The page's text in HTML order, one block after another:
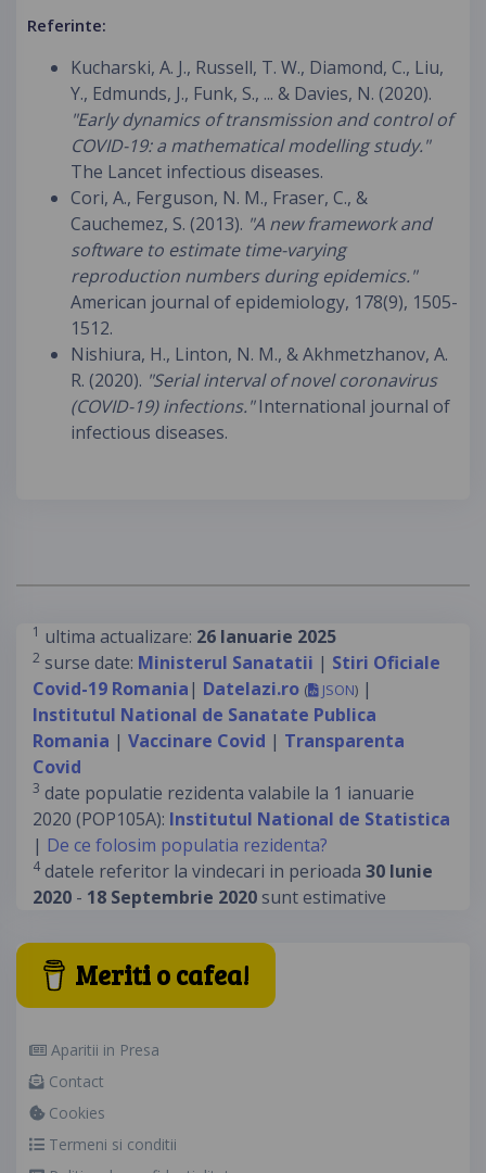
Referinte:
Kucharski, A. J., Russell, T. W., Diamond, C., Liu,
Y., Edmunds, J., Funk, S., ... & Davies, N. (2020).
"Early dynamics of transmission and control of
COVID-19: a mathematical modelling study."
The Lancet infectious diseases.
Cori, A., Ferguson, N. M., Fraser, C., &
Cauchemez, S. (2013). "A new framework and
software to estimate time-varying
reproduction numbers during epidemics."
American journal of epidemiology, 178(9), 1505-
1512.
Nishiura, H., Linton, N. M., & Akhmetzhanov, A.
R. (2020). "Serial interval of novel coronavirus
(COVID-19) infections."International journal of
infectious diseases.
1 ultima actualizare: 26 Ianuarie 2025
2 surse date: Ministerul Sanatatii | Stiri Oficiale
Covid-19 Romania| Datelazi.ro ( JSON) |
Institutul National de Sanatate Publica
Romania | Vaccinare Covid | Transparenta
Covid
3 date populatie rezidenta valabile la 1 ianuarie
2020 (POP105A): Institutul National de Statistica
| De ce folosim populatia rezidenta?
4 datele referitor la vindecari in perioada 30 Iunie
2020 - 18 Septembrie 2020 sunt estimative
Meriti o cafea!
Aparitii in Presa
Contact
Cookies
Termeni si conditii